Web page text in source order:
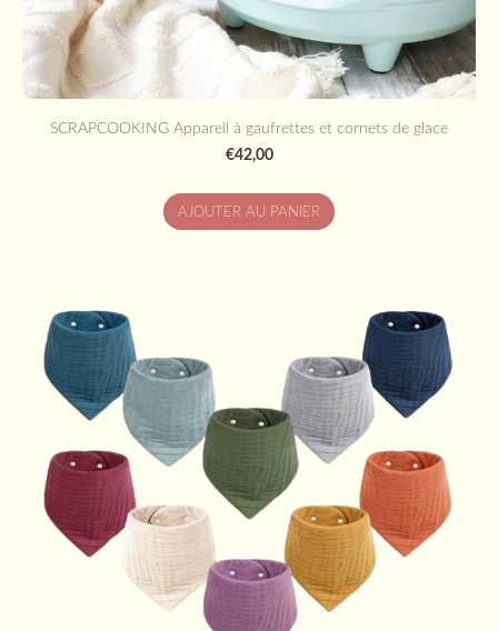
SCRAPCOOKING Appareil à gaufrettes et cornets de glace
€42,00
AJOUTER AU PANIER